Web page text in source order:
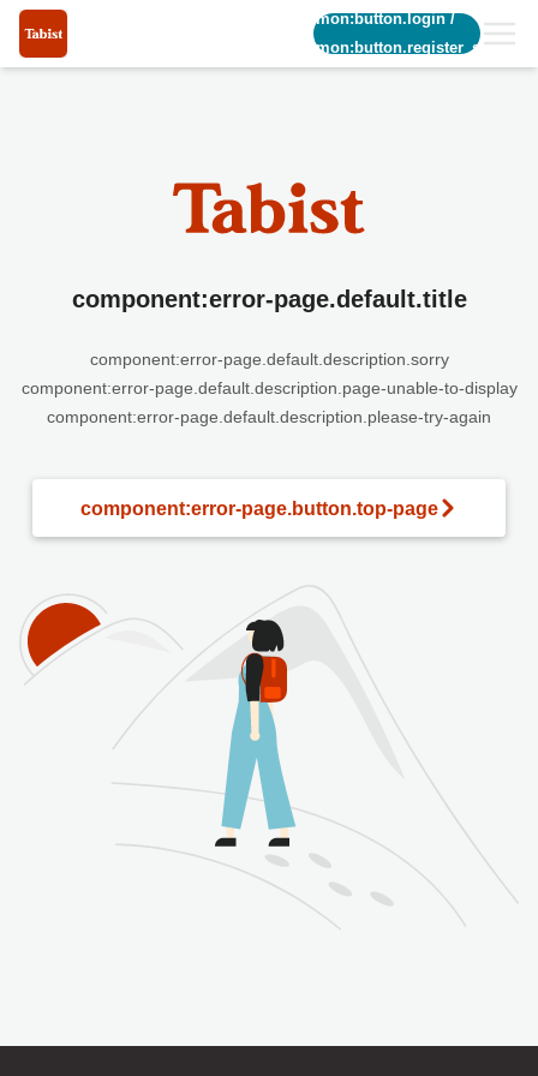
common:button.login/
common:button.register_short
component:error-page.default.title
component:error-page.default.description.sorry
component:error-page.default.description.page-unable-to-display
component:error-page.default.description.please-try-again
component:error-page.button.top-page